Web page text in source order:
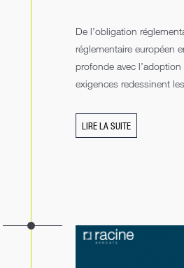
De l’obligation
réglementaire européen
profonde avec
exigences redessinent
LIRE LA SUITE